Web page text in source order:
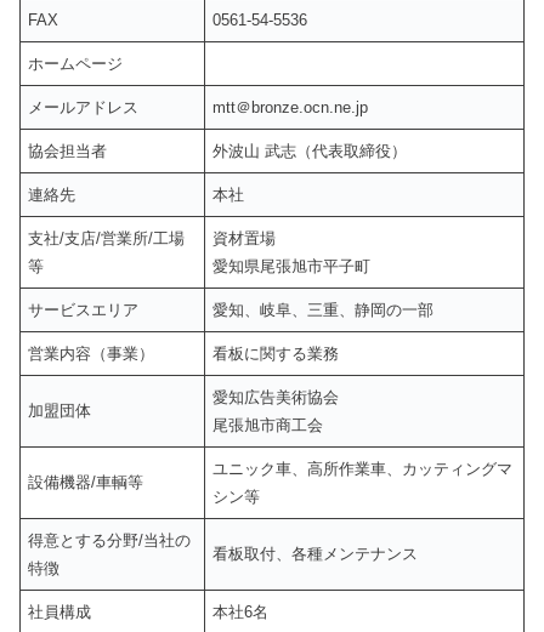
FAX 0561-54-5536
ホームページ
メールアドレス mtt＠bronze.ocn.ne.jp
協会担当者 外波山 武志（代表取締役）
連絡先 本社
支社/支店/営業所/工場
等
資材置場
愛知県尾張旭市平子町
サービスエリア 愛知、岐阜、三重、静岡の一部
営業内容（事業） 看板に関する業務
加盟団体
愛知広告美術協会
尾張旭市商工会
設備機器/車輌等
ユニック車、高所作業車、カッティングマ
シン等
得意とする分野/当社の
特徴
看板取付、各種メンテナンス
社員構成 本社6名